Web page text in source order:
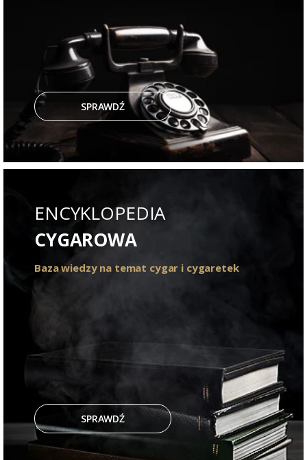
SPRAWDŹ
ENCYKLOPEDIA
CYGAROWA
Baza wiedzy na temat cygar i cygaretek
SPRAWDŹ